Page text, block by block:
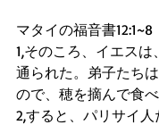
マタイの福音書12:1~8
1,そのころ、イエス
通られた。弟子たち
ので、穂を摘んで食べ
2,すると、パリサイ